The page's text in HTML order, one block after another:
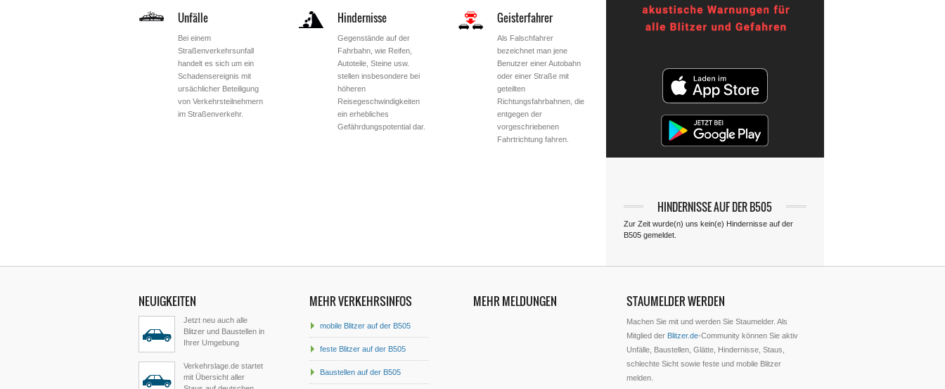
Unfälle
Bei einem
Straßenverkehrsunfall
handelt es sich um ein
Schadensereignis mit
ursächlicher Beteiligung
von Verkehrsteilnehmern
im Straßenverkehr.
Hindernisse
Gegenstände auf der
Fahrbahn, wie Reifen,
Autoteile, Steine usw.
stellen insbesondere bei
höheren
Reisegeschwindigkeiten
ein erhebliches
Gefährdungspotential dar.
Geisterfahrer
Als Falschfahrer
bezeichnet man jene
Benutzer einer Autobahn
oder einer Straße mit
geteilten
Richtungsfahrbahnen, die
entgegen der
vorgeschriebenen
Fahrtrichtung fahren.
HINDERNISSE AUF DER B505
Zur Zeit wurde(n) uns kein(e) Hindernisse auf der
B505 gemeldet.
NEUIGKEITEN
Jetzt neu auch alle
Blitzer und Baustellen in
Ihrer Umgebung
Verkehrslage.de startet
mit Übersicht aller
MEHR VERKEHRSINFOS
mobile Blitzer auf der B505
feste Blitzer auf der B505
Baustellen auf der B505
MEHR MELDUNGEN STAUMELDER WERDEN
Machen Sie mit und werden Sie Staumelder. Als
Mitglied der Blitzer.de-Community können Sie aktiv
Unfälle, Baustellen, Glätte, Hindernisse, Staus,
schlechte Sicht sowie feste und mobile Blitzer
melden.